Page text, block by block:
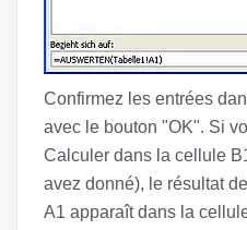
Confirmez les entrées
avec le bouton "OK". Si
Calculer dans la cellule
avez donné), le résultat
A1 apparaît dans la